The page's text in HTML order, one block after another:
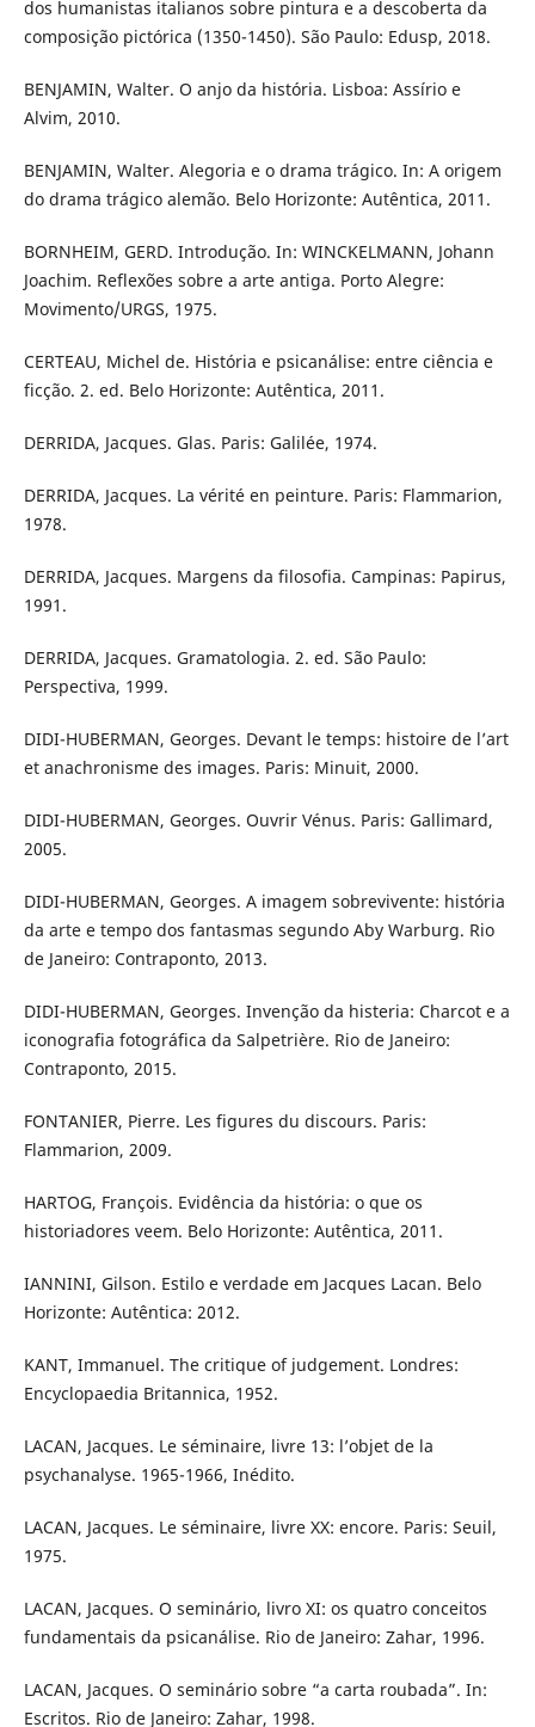
dos humanistas italianos sobre pintura e a descoberta da
composição pictórica (1350-1450). São Paulo: Edusp, 2018.
BENJAMIN, Walter. O anjo da história. Lisboa: Assírio e
Alvim, 2010.
BENJAMIN, Walter. Alegoria e o drama trágico. In: A origem
do drama trágico alemão. Belo Horizonte: Autêntica, 2011.
BORNHEIM, GERD. Introdução. In: WINCKELMANN, Johann
Joachim. Reflexões sobre a arte antiga. Porto Alegre:
Movimento/URGS, 1975.
CERTEAU, Michel de. História e psicanálise: entre ciência e
ficção. 2. ed. Belo Horizonte: Autêntica, 2011.
DERRIDA, Jacques. Glas. Paris: Galilée, 1974.
DERRIDA, Jacques. La vérité en peinture. Paris: Flammarion,
1978.
DERRIDA, Jacques. Margens da filosofia. Campinas: Papirus,
1991.
DERRIDA, Jacques. Gramatologia. 2. ed. São Paulo:
Perspectiva, 1999.
DIDI-HUBERMAN, Georges. Devant le temps: histoire de l’art
et anachronisme des images. Paris: Minuit, 2000.
DIDI-HUBERMAN, Georges. Ouvrir Vénus. Paris: Gallimard,
2005.
DIDI-HUBERMAN, Georges. A imagem sobrevivente: história
da arte e tempo dos fantasmas segundo Aby Warburg. Rio
de Janeiro: Contraponto, 2013.
DIDI-HUBERMAN, Georges. Invenção da histeria: Charcot e a
iconografia fotográfica da Salpetrière. Rio de Janeiro:
Contraponto, 2015.
FONTANIER, Pierre. Les figures du discours. Paris:
Flammarion, 2009.
HARTOG, François. Evidência da história: o que os
historiadores veem. Belo Horizonte: Autêntica, 2011.
IANNINI, Gilson. Estilo e verdade em Jacques Lacan. Belo
Horizonte: Autêntica: 2012.
KANT, Immanuel. The critique of judgement. Londres:
Encyclopaedia Britannica, 1952.
LACAN, Jacques. Le séminaire, livre 13: l’objet de la
psychanalyse. 1965-1966, Inédito.
LACAN, Jacques. Le séminaire, livre XX: encore. Paris: Seuil,
1975.
LACAN, Jacques. O seminário, livro XI: os quatro conceitos
fundamentais da psicanálise. Rio de Janeiro: Zahar, 1996.
LACAN, Jacques. O seminário sobre “a carta roubada”. In:
Escritos. Rio de Janeiro: Zahar, 1998.